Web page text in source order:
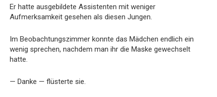
Er hatte ausgebildete Assistenten mit weniger
Aufmerksamkeit gesehen als diesen Jungen.
Im Beobachtungszimmer konnte das Mädchen endlich ein
wenig sprechen, nachdem man ihr die Maske gewechselt
hatte.
— Danke — flüsterte sie.